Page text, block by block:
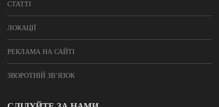
СТАТТІ
ЛОКАЦІЇ
РЕКЛАМА НА САЙТІ
ЗВОРОТНІЙ ЗВ’ЯЗОК